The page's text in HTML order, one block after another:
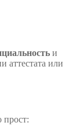
и
аттестата или
прост: